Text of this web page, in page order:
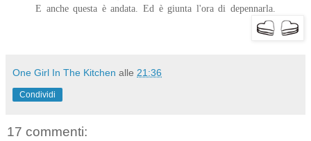
E anche questa è andata. Ed è giunta l'ora di depennarla.
One Girl In The Kitchen alle 21:36
Condividi
17 commenti: